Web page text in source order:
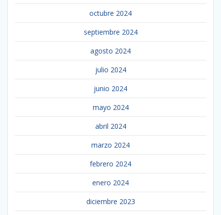
octubre 2024
septiembre 2024
agosto 2024
julio 2024
junio 2024
mayo 2024
abril 2024
marzo 2024
febrero 2024
enero 2024
diciembre 2023